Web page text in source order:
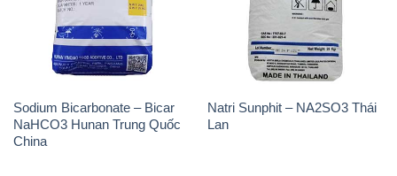
NaHCO3 Hunan Trung Quốc